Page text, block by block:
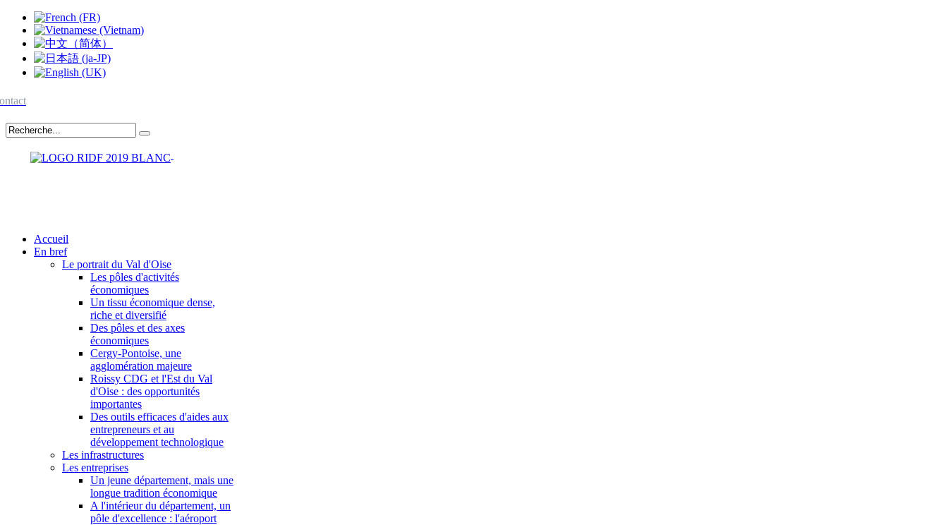
Accueil
En bref
Le portrait du Val d'Oise
Les pôles d'activités
économiques
Un tissu économique dense,
riche et diversifié
Des pôles et des axes
économiques
Cergy-Pontoise, une
agglomération majeure
Roissy CDG et l'Est du Val
d'Oise : des opportunités
importantes
Des outils efficaces d'aides aux
entrepreneurs et au
développement technologique
Les infrastructures
Les entreprises
Un jeune département, mais une
longue tradition économique
A l'intérieur du département, un
pôle d'excellence : l'aéroport